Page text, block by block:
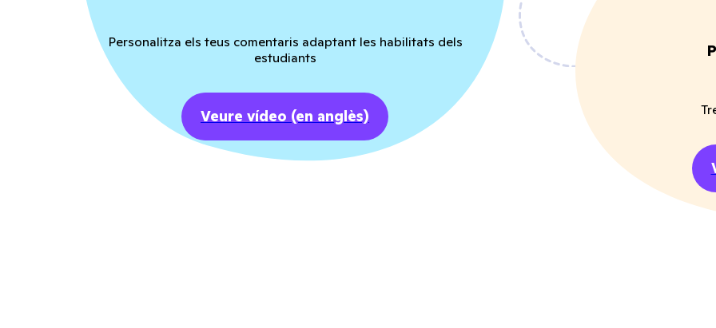
Personalitza els teus comentaris adaptant les habilitats dels
estudiants
Veure vídeo (en anglès)